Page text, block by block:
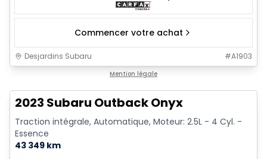
Commencer votre achat
Desjardins Subaru #A1903
Mention légale
2023 Subaru Outback Onyx
Traction intégrale, Automatique, Moteur: 2.5L - 4 Cyl. -
Essence
43 349 km